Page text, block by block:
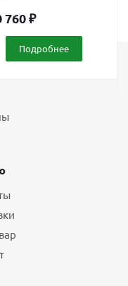
760₽
Подробнее